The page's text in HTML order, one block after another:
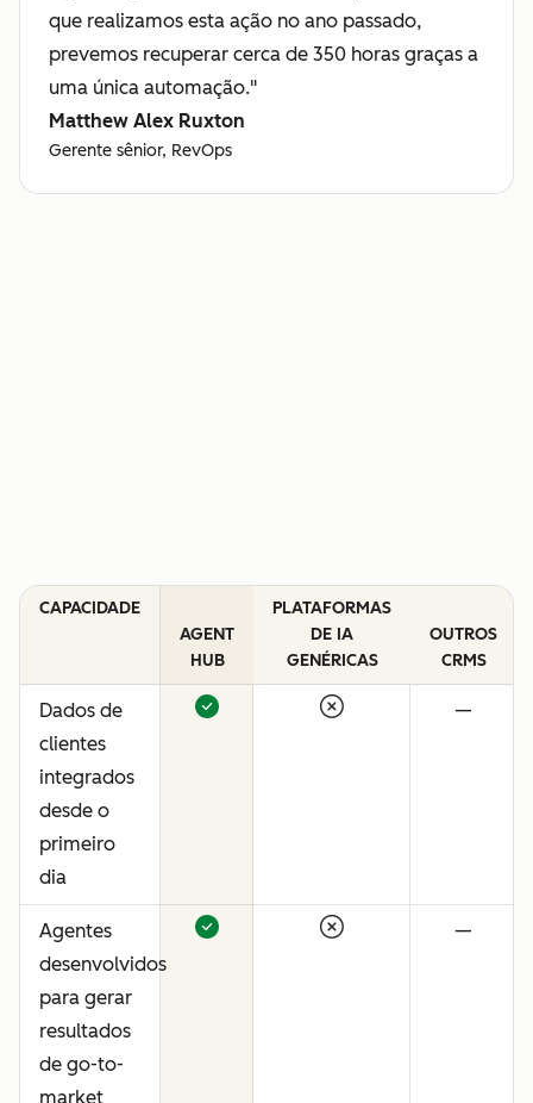
que realizamos esta ação no ano passado,
prevemos recuperar cerca de 350 horas graças a
uma única automação."
Matthew Alex Ruxton
Gerente sênior, RevOps
CAPACIDADE
AGENT
HUB
PLATAFORMAS
DE IA
GENÉRICAS
OUTROS
CRMS
Dados de
clientes
integrados
desde o
primeiro
dia
—
Agentes
desenvolvidos
para gerar
resultados
de go-to-
market
—